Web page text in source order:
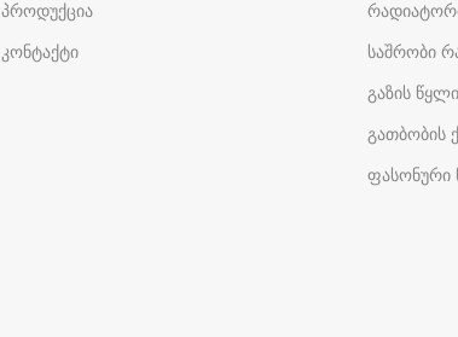
პროდუქცია
კონტაქტი საშრობი
გაზის
გათბობის
ფასონური